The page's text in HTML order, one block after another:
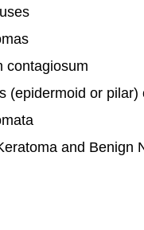
contagiosum
(epidermoid or pilar)
and Benign